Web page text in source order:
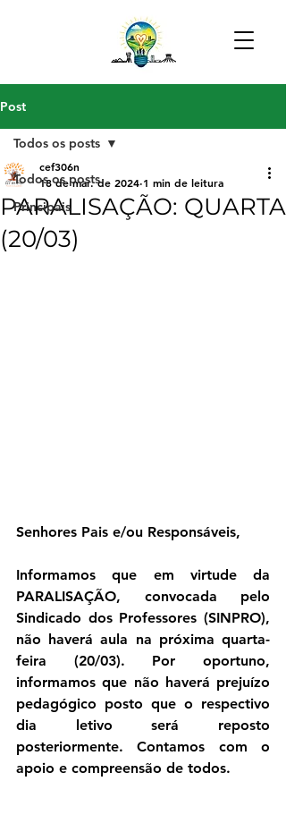
Post
Todos os posts
Principais
Todos os posts
PARALISAÇÃO: QUARTA
(20/03)
cef306n
18 de mar. de 2024 1 min de leitura
Senhores Pais e/ou Responsáveis,
Informamos que em virtude da
PARALISAÇÃO, convocada pelo
não haverá aula na próxima quarta-
feira (20/03). Por oportuno,
informamos que não haverá prejuízo
pedagógico posto que o respectivo
dia letivo será reposto
posteriormente. Contamos com o
apoio e compreensão de todos.